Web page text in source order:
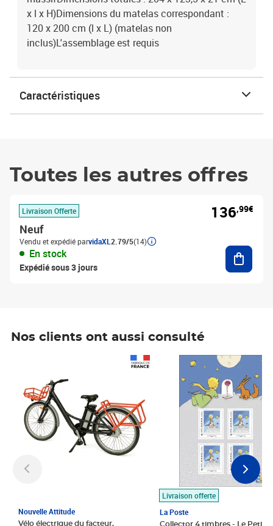
x l x H)Dimensions du matelas correspondant :
120 x 200 cm (l x L) (matelas non
inclus)L'assemblage est requis
Caractéristiques
Toutes les autres offres
Livraison Offerte
Neuf
Vendu et expédié parvidaXL 2.79/5(14)
En stock
Expédié sous 3 jours
136,99€
Nos clients ont aussi consulté
Nouvelle Attitude
Vélo électrique du facteur,
Livraison offerte
La Poste
Collector 4 timbres - Le Petit
Prix 7,50€